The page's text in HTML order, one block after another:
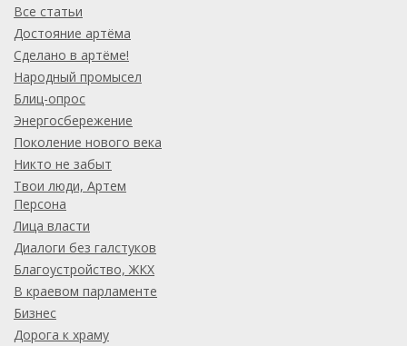
Все статьи
Достояние артёма
Сделано в артёме!
Народный промысел
Блиц-опрос
Энергосбережение
Поколение нового века
Никто не забыт
Твои люди, Артем
Персона
Лица власти
Диалоги без галстуков
Благоустройство, ЖКХ
В краевом парламенте
Бизнес
Дорога к храму